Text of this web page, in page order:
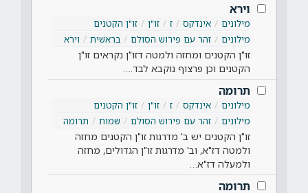
וירא
מילונים אינדקס ז זו"ן
זו"ן הקטנים
מילונים
זהר עם פירוש הסולם בראשית וירא
זו"ן הקטנים ומחזה ולמטה דזו"ן נקראים זו"ן
הקטנים וכן פרצוף נוקבא לבד.…
תרומה
מילונים אינדקס ז זו"ן
זו"ן הקטנים
מילונים
זהר עם פירוש הסולם שמות תרומה
זו"ן הקטנים יש ב' מדרגות זו"ן הקטנים מחזה
ולמטה דז"א, וב' מדרגות זו"ן הגדולים, מחזה
ולמעלה דז"א…
תרומה